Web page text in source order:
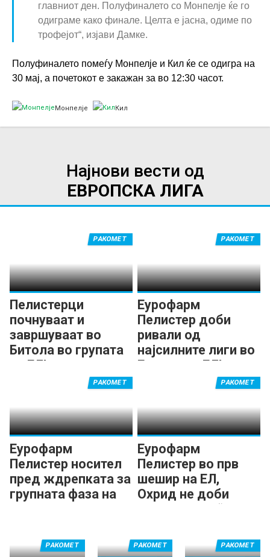
главниот ден. Полуфиналето со Монпелје ќе го
одиграме како финале. Целта е јасна, одиме по
трофејот“, изјави Дамке.
Полуфиналето помеѓу Монпелје и Кил ќе се одигра на
30 мај, а почетокот е закажан за во 12:30 часот.
Монпелје Кил
Најнови вести од
ЕВРОПСКА ЛИГА
Пелистерци
почнуваат и
завршуваат во
Битола во групата
на ЕЛ!
РАКОМЕТ
Еурофарм
Пелистер доби
ривали од
најсилните лиги во
Европа во ЕЛ!
РАКОМЕТ
Еурофарм
Пелистер носител
пред ждрепката за
групната фаза на
РАКОМЕТ
Еурофарм
Пелистер во прв
шешир на ЕЛ,
Охрид не доби
„вајлд-карта“
РАКОМЕТ
РАКОМЕТ РАКОМЕТ РАКОМЕТ